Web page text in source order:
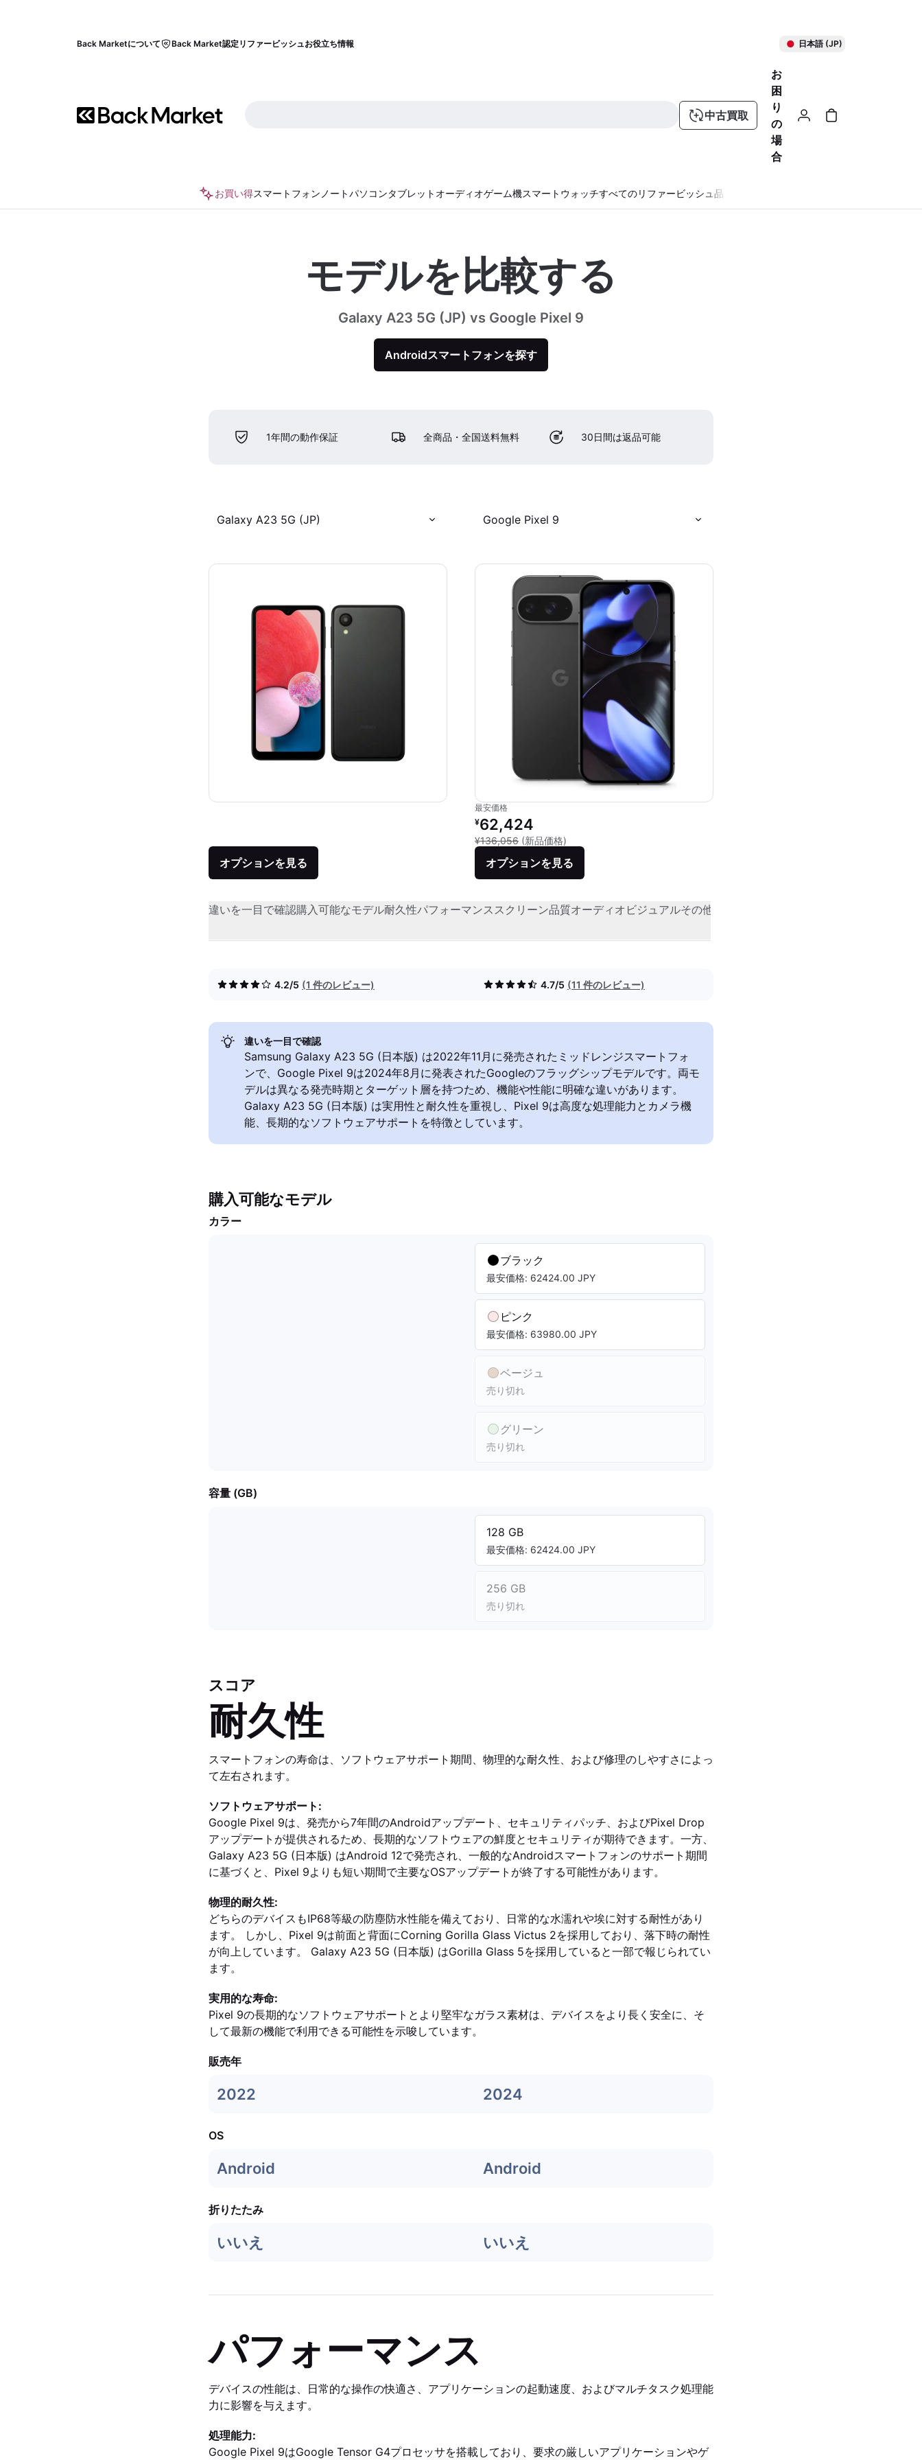
Back Marketについて Back Market認定リファービッシュお役立ち情報 日本語 (JP)
中古買取
お
困
り
の
場
合
お買い得スマートフォン ノートパソコンタブレット オーディオゲーム機スマートウォッチすべてのリファービッシュ品
モデルを比較する
Galaxy A23 5G (JP) vs Google Pixel 9
Androidスマートフォンを探す
1年間の動作保証 全商品・全国送料無料 30日間は返品可能
Galaxy A23 5G (JP) Google Pixel 9
オプションを見る
最安価格
リファービッシュ品の価格：
¥62,424
¥136,056 (新品価格)
オプションを見る
違いを一目で確認購入可能なモデル耐久性パフォーマンススクリーン品質オーディオビジュアルその他
4.2/5 (1 件のレビュー) 4.7/5 (11 件のレビュー)
違いを一目で確認
Samsung Galaxy A23 5G (日本版) は2022年11月に発売されたミッドレンジスマートフォ
ンで、Google Pixel 9は2024年8月に発表されたGoogleのフラッグシップモデルです。両モ
デルは異なる発売時期とターゲット層を持つため、機能や性能に明確な違いがあります。
Galaxy A23 5G (日本版) は実用性と耐久性を重視し、Pixel 9は高度な処理能力とカメラ機
能、長期的なソフトウェアサポートを特徴としています。
購入可能なモデル
カラー
ブラック
最安価格: 62424.00 JPY
ピンク
最安価格: 63980.00 JPY
ベージュ
売り切れ
グリーン
売り切れ
容量 (GB)
128 GB
最安価格: 62424.00 JPY
256 GB
売り切れ
スコア
耐久性
スマートフォンの寿命は、ソフトウェアサポート期間、物理的な耐久性、および修理のしやすさによっ
て左右されます。
ソフトウェアサポート:
Google Pixel 9は、発売から7年間のAndroidアップデート、セキュリティパッチ、およびPixel Drop
アップデートが提供されるため、長期的なソフトウェアの鮮度とセキュリティが期待できます。一方、
Galaxy A23 5G (日本版) はAndroid 12で発売され、一般的なAndroidスマートフォンのサポート期間
に基づくと、Pixel 9よりも短い期間で主要なOSアップデートが終了する可能性があります。
物理的耐久性:
どちらのデバイスもIP68等級の防塵防水性能を備えており、日常的な水濡れや埃に対する耐性があり
ます。 しかし、Pixel 9は前面と背面にCorning Gorilla Glass Victus 2を採用しており、落下時の耐性
が向上しています。 Galaxy A23 5G (日本版) はGorilla Glass 5を採用していると一部で報じられてい
ます。
実用的な寿命:
Pixel 9の長期的なソフトウェアサポートとより堅牢なガラス素材は、デバイスをより長く安全に、そ
して最新の機能で利用できる可能性を示唆しています。
販売年
2022 2024
OS
Android Android
折りたたみ
いいえ いいえ
パフォーマンス
デバイスの性能は、日常的な操作の快適さ、アプリケーションの起動速度、およびマルチタスク処理能
力に影響を与えます。
処理能力:
Google Pixel 9はGoogle Tensor G4プロセッサを搭載しており、要求の厳しいアプリケーションやゲ